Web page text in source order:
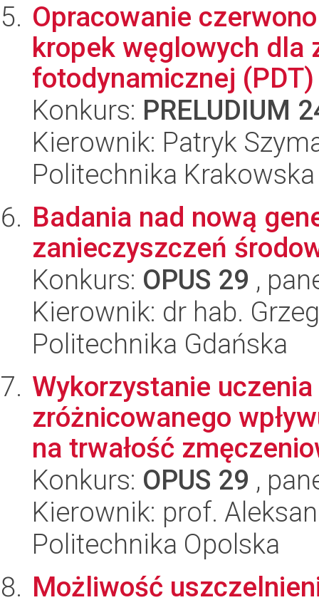
Opracowanie
kropek węglowych dla
fotodynamicznej (PDT)
Konkurs: PRELUDIUM
Kierownik: Patryk
Politechnika
Badania nad nową
zanieczyszczeń
Konkurs: OPUS 29 ,
Kierownik: dr hab.
Politechnika Gdańska
Wykorzystanie
zróżnicowanego
na trwałość
Konkurs: OPUS 29 ,
Kierownik: prof.
Politechnika Opolska
Możliwość